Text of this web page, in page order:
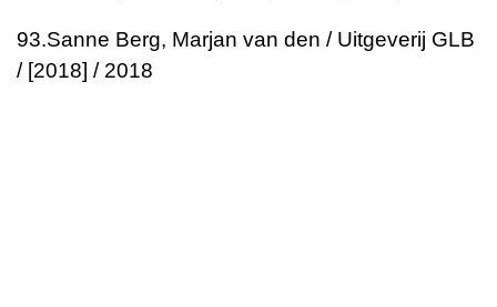
93.Sanne Berg, Marjan van den / Uitgeverij GLB
/ [2018] / 2018